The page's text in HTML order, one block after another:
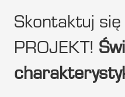
Skontaktuj
PROJEKT!